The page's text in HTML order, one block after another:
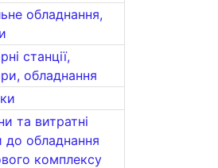
обладнання,
станції,
обладнання
та витратні
до обладнання
комплексу